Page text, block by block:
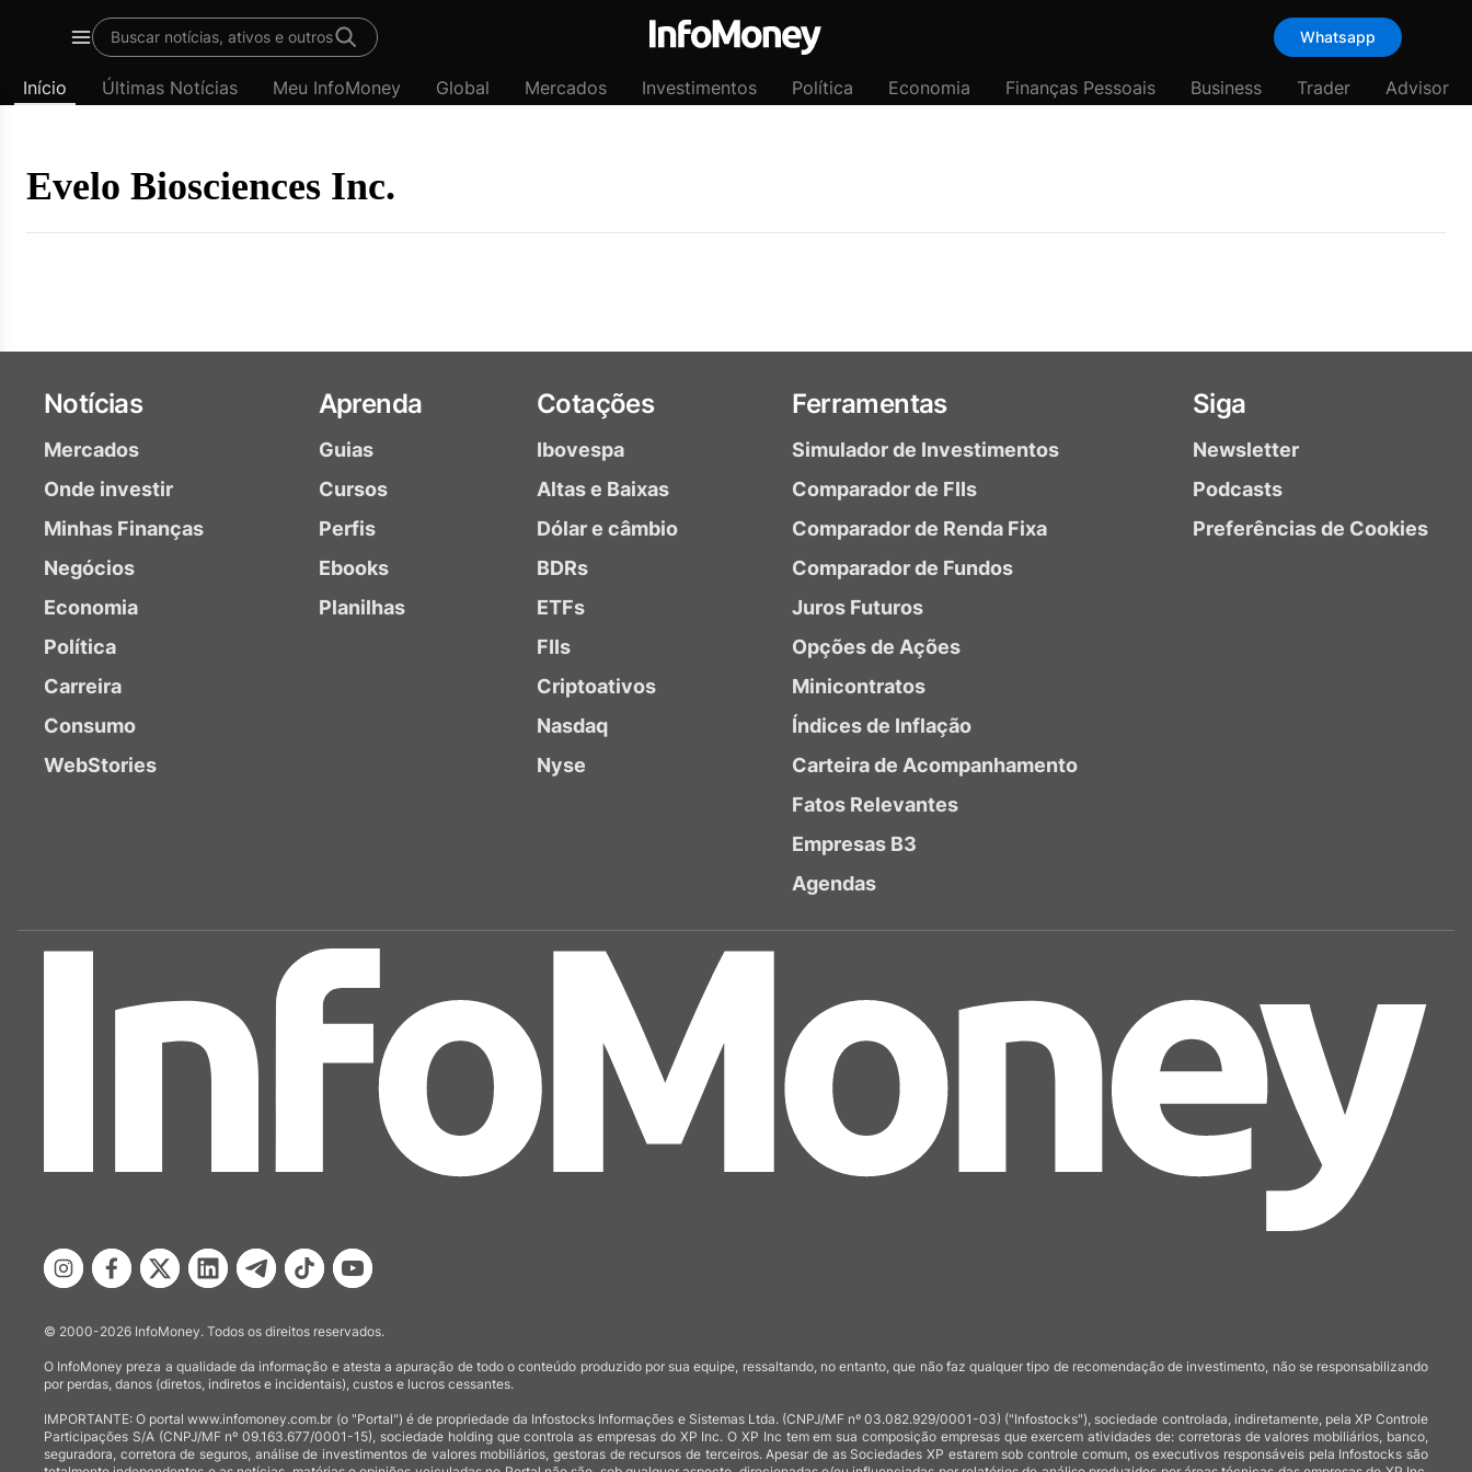
Últimas
InfoMoney
Menu
Buscar notícias, ativos e outros Whatsapp
Início Últimas Notícias Meu InfoMoney Global Mercados Investimentos Política Economia Finanças Pessoais Business Trader Advisor
Evelo Biosciences Inc.
Notícias
Mercados
Onde investir
Minhas Finanças
Negócios
Economia
Política
Carreira
Consumo
WebStories
Aprenda
Guias
Cursos
Perfis
Ebooks
Planilhas
Cotações
Ibovespa
Altas e Baixas
Dólar e câmbio
BDRs
ETFs
FIIs
Criptoativos
Nasdaq
Nyse
Ferramentas
Simulador de Investimentos
Comparador de FIIs
Comparador de Renda Fixa
Comparador de Fundos
Juros Futuros
Opções de Ações
Minicontratos
Índices de Inflação
Carteira de Acompanhamento
Fatos Relevantes
Empresas B3
Agendas
Siga
Newsletter
Podcasts
Preferências de Cookies
© 2000-2026 InfoMoney. Todos os direitos reservados.
O InfoMoney preza a qualidade da informação e atesta a apuração de todo o conteúdo produzido por sua equipe, ressaltando, no entanto, que não faz qualquer tipo de recomendação de investimento, não se responsabilizando
por perdas, danos (diretos, indiretos e incidentais), custos e lucros cessantes.
IMPORTANTE: O portal www.infomoney.com.br (o "Portal") é de propriedade da Infostocks Informações e Sistemas Ltda. (CNPJ/MF nº 03.082.929/0001-03) ("Infostocks"), sociedade controlada, indiretamente, pela XP Controle
Participações S/A (CNPJ/MF nº 09.163.677/0001-15), sociedade holding que controla as empresas do XP Inc. O XP Inc tem em sua composição empresas que exercem atividades de: corretoras de valores mobiliários, banco,
seguradora, corretora de seguros, análise de investimentos de valores mobiliários, gestoras de recursos de terceiros. Apesar de as Sociedades XP estarem sob controle comum, os executivos responsáveis pela Infostocks são